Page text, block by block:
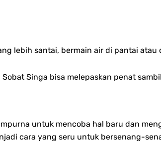
lebih santai, bermain air di pantai
Singa bisa melepaskan penat
untuk mencoba hal baru dan
cara yang seru untuk bersenang-